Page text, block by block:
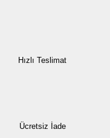
Hızlı Teslimat
Ücretsiz İade